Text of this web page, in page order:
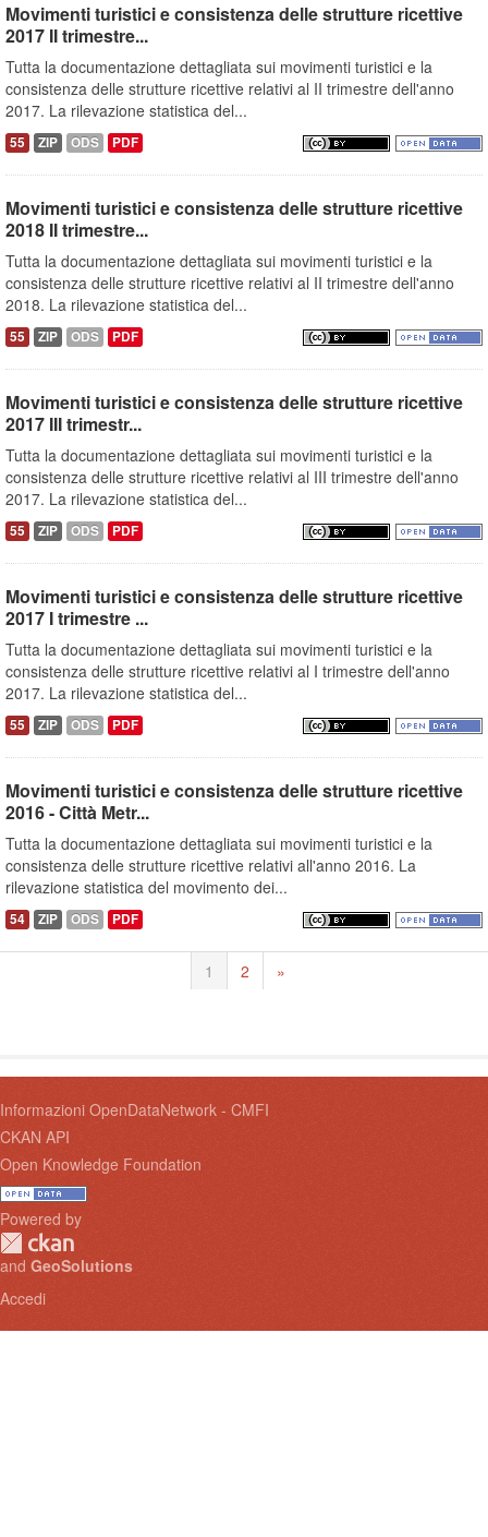
Movimenti turistici e consistenza delle strutture ricettive
2017 II trimestre...
Tutta la documentazione dettagliata sui movimenti turistici e la
consistenza delle strutture ricettive relativi al II trimestre dell'anno
2017. La rilevazione statistica del...
55 ZIP ODS PDF
Movimenti turistici e consistenza delle strutture ricettive
2018 II trimestre...
Tutta la documentazione dettagliata sui movimenti turistici e la
consistenza delle strutture ricettive relativi al II trimestre dell'anno
2018. La rilevazione statistica del...
55 ZIP ODS PDF
Movimenti turistici e consistenza delle strutture ricettive
2017 III trimestr...
Tutta la documentazione dettagliata sui movimenti turistici e la
consistenza delle strutture ricettive relativi al III trimestre dell'anno
2017. La rilevazione statistica del...
55 ZIP ODS PDF
Movimenti turistici e consistenza delle strutture ricettive
2017 I trimestre ...
Tutta la documentazione dettagliata sui movimenti turistici e la
consistenza delle strutture ricettive relativi al I trimestre dell'anno
2017. La rilevazione statistica del...
55 ZIP ODS PDF
Movimenti turistici e consistenza delle strutture ricettive
2016 - Città Metr...
Tutta la documentazione dettagliata sui movimenti turistici e la
consistenza delle strutture ricettive relativi all'anno 2016. La
rilevazione statistica del movimento dei...
54 ZIP ODS PDF
1 2 »
Informazioni OpenDataNetwork - CMFI
CKAN API
Open Knowledge Foundation
Powered by
and GeoSolutions
Accedi